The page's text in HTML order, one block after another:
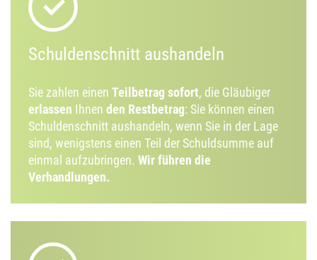
Schuldenschnitt aushandeln
Sie zahlen einen Teilbetrag sofort, die Gläubiger
erlassen Ihnen den Restbetrag: Sie können einen
Schuldenschnitt aushandeln, wenn Sie in der Lage
sind, wenigstens einen Teil der Schuldsumme auf
einmal aufzubringen. Wir führen die
Verhandlungen.